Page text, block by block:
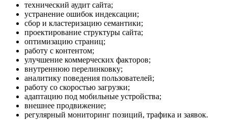
технический аудит сайта;
устранение ошибок индексации;
сбор и кластеризацию семантики;
проектирование структуры сайта;
оптимизацию страниц;
работу с контентом;
улучшение коммерческих факторов;
внутреннюю перелинковку;
аналитику поведения пользователей;
работу со скоростью загрузки;
адаптацию под мобильные устройства;
внешнее продвижение;
регулярный мониторинг позиций, трафика и заявок.